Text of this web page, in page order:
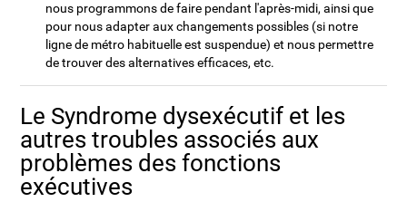
nous programmons de faire pendant l'après-midi, ainsi que
pour nous adapter aux changements possibles (si notre
ligne de métro habituelle est suspendue) et nous permettre
de trouver des alternatives efficaces, etc.
Le Syndrome dysexécutif et les
autres troubles associés aux
problèmes des fonctions
exécutives